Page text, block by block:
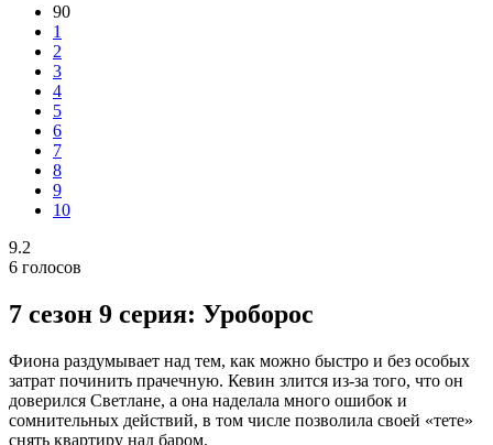
90
1
2
3
4
5
6
7
8
9
10
9.2
6 голосов
7 сезон 9 серия: Уроборос
Фиона раздумывает над тем, как можно быстро и без особых
затрат починить прачечную. Кевин злится из-за того, что он
доверился Светлане, а она наделала много ошибок и
сомнительных действий, в том числе позволила своей «тете»
снять квартиру над баром.